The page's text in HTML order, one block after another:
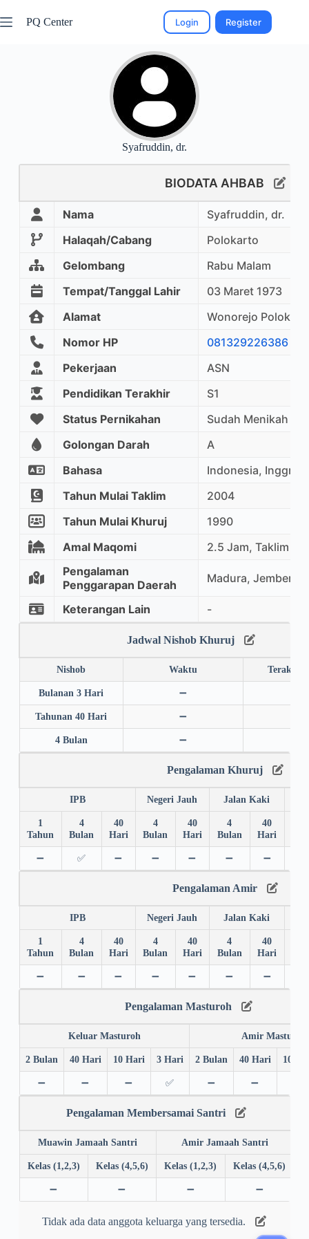
PQ Center Login Register
Syafruddin, dr.
BIODATA AHBAB
Nama
Syafruddin, dr.
Halaqah/Cabang
Polokarto
Gelombang
Rabu Malam
Tempat/Tanggal Lahir
03 Maret 1973
Alamat
Wonorejo
Nomor HP
081329226386
Pekerjaan
ASN
Pendidikan Terakhir
S1
Status Pernikahan
Sudah Menikah
Golongan Darah
A
Bahasa
Indonesia, Inggris
Tahun Mulai Taklim
2004
Tahun Mulai Khuruj
1990
Amal Maqomi
2.5 Jam, Taklim
Pengalaman
Penggarapan Daerah
Madura, Jember,
Keterangan Lain -
Jadwal Nishob Khuruj
Nishob Waktu Terakhir
Bulanan 3 Hari ➖
Tahunan 40 Hari ➖
4 Bulan ➖
Pengalaman Khuruj
IPB Negeri Jauh Jalan Kaki
1
Tahun
4
Bulan
40
Hari
4
Bulan
40
Hari
4
Bulan
40
Hari
➖ ✅ ➖ ➖ ➖ ➖ ➖
Pengalaman Amir
IPB Negeri Jauh Jalan Kaki
1
Tahun
4
Bulan
40
Hari
4
Bulan
40
Hari
4
Bulan
40
Hari
➖ ➖ ➖ ➖ ➖ ➖ ➖
Pengalaman Masturoh
Keluar Masturoh Amir Masturoh
2 Bulan 40 Hari 10 Hari 3 Hari 2 Bulan 40 Hari 10
➖ ➖ ➖ ✅ ➖ ➖
Pengalaman Membersamai Santri
Muawin Jamaah Santri Amir Jamaah Santri
Kelas (1,2,3) Kelas (4,5,6) Kelas (1,2,3) Kelas (4,5,6)
➖ ➖ ➖ ➖
Tidak ada data anggota keluarga yang tersedia.